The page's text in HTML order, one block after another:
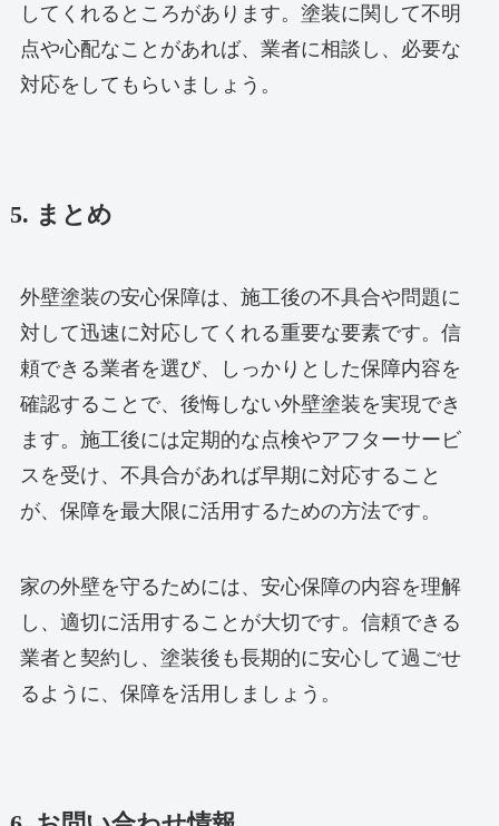
してくれるところがあります。塗装に関して不明
点や心配なことがあれば、業者に相談し、必要な
対応をしてもらいましょう。
5. まとめ
外壁塗装の安心保障は、施工後の不具合や問題に
対して迅速に対応してくれる重要な要素です。信
頼できる業者を選び、しっかりとした保障内容を
確認することで、後悔しない外壁塗装を実現でき
ます。施工後には定期的な点検やアフターサービ
スを受け、不具合があれば早期に対応すること
が、保障を最大限に活用するための方法です。
家の外壁を守るためには、安心保障の内容を理解
し、適切に活用することが大切です。信頼できる
業者と契約し、塗装後も長期的に安心して過ごせ
るように、保障を活用しましょう。